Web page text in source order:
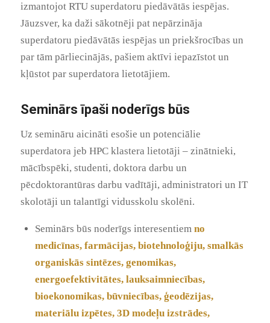
izmantojot RTU superdatoru piedāvātās iespējas.
Jāuzsver, ka daži sākotnēji pat nepārzināja
superdatoru piedāvātās iespējas un priekšrocības un
par tām pārliecinājās, pašiem aktīvi iepazīstot un
kļūstot par superdatora lietotājiem.
Seminārs īpaši noderīgs būs
Uz semināru aicināti esošie un potenciālie
superdatora jeb HPC klastera lietotāji – zinātnieki,
mācībspēki, studenti, doktora darbu un
pēcdoktorantūras darbu vadītāji, administratori un IT
skolotāji un talantīgi vidusskolu skolēni.
Seminārs būs noderīgs interesentiemno
medicīnas, farmācijas, biotehnoloģiju, smalkās
organiskās sintēzes, genomikas,
energoefektivitātes, lauksaimniecības,
bioekonomikas, būvniecības, ģeodēzijas,
materiālu izpētes, 3D modeļu izstrādes,